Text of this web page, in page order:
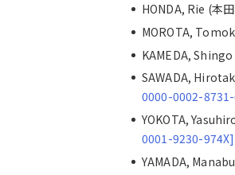
HONDA, Rie (本
MOROTA,
KAMEDA,
SAWADA,
0000-0002-
YOKOTA,
0001-9230-974X]
YAMADA,